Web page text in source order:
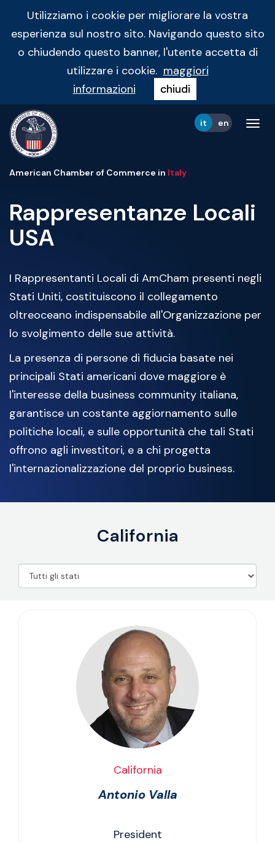
Utilizziamo i cookie per migliorare la vostra
esperienza sul nostro sito. Navigando questo sito
o chiudendo questo banner, l'utente accetta di
utilizzare i cookie. maggiori
informazioni
chiudi
it en
American Chamber of Commerce in Italy
Rappresentanze Locali
USA
I Rappresentanti Locali di AmCham presenti negli
Stati Uniti, costituiscono il collegamento
oltreoceano indispensabile all'Organizzazione per
lo svolgimento delle sue attività.
La presenza di persone di fiducia basate nei
principali Stati americani dove maggiore è
l'interesse della business community italiana,
garantisce un costante aggiornamento sulle
politiche locali, e sulle opportunità che tali Stati
offrono agli investitori, e a chi progetta
l'internazionalizzazione del proprio business.
California
California
Antonio Valla
President